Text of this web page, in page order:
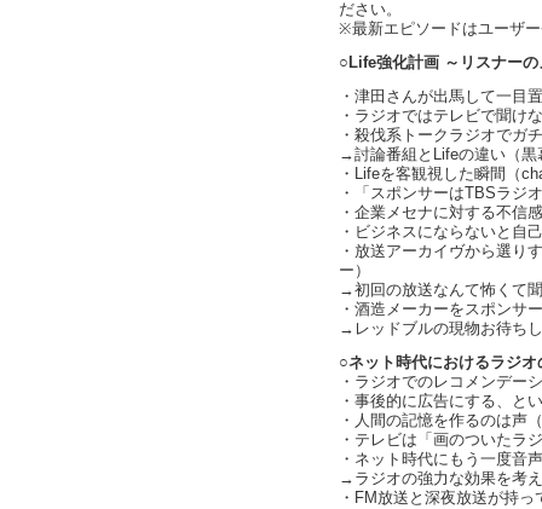
ださい。
※最新エピソードはユーザ
○Life強化計画 ～リスナー
・津田さんが出馬して一目
・ラジオではテレビで聞け
・殺伐系トークラジオでガ
→討論番組とLifeの違い（黒
・Lifeを客観視した瞬間（
・「スポンサーはTBSラジ
・企業メセナに対する不信
・ビジネスにならないと自
・放送アーカイヴから選り
ー）
→初回の放送なんて怖くて
・酒造メーカーをスポンサ
→レッドブルの現物お待ち
○ネット時代におけるラジオ
・ラジオでのレコメンデー
・事後的に広告にする、と
・人間の記憶を作るのは声
・テレビは「画のついたラ
・ネット時代にもう一度音
→ラジオの強力な効果を考
・FM放送と深夜放送が持